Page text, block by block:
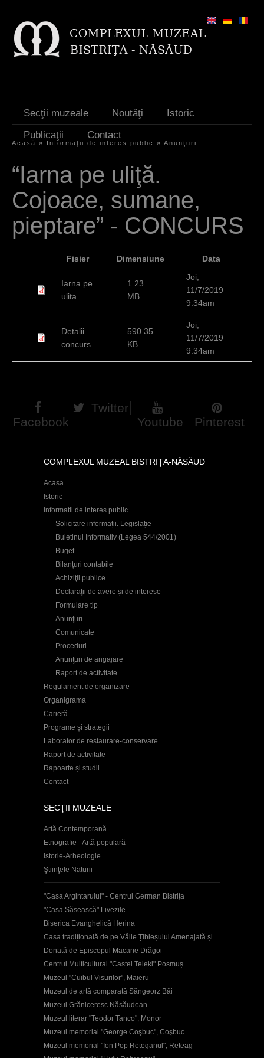
Secţii muzeale Noutăţi
Istoric
Publicaţii
Contact
t
i
a
Acasă » Informaţii de interes public » Anunţuri
“Iarna pe uliţă.
Cojoace, sumane,
pieptare” - CONCURS
Fisier Dimensiune Data
Iarna pe
ulita
1.23
MB
Joi,
11/7/2019
9:34am
Detalii
concurs
590.35
KB
Joi,
11/7/2019
9:34am
Facebook
Twitter
Youtube
Pinterest
COMPLEXUL MUZEAL BISTRIŢA-NĂSĂUD
Acasa
Istoric
Informatii de interes public
Solicitare informații. Legislație
Buletinul Informativ (Legea 544/2001)
Buget
Bilanțuri contabile
Achiziţii publice
Declaraţii de avere și de interese
Formulare tip
Anunţuri
Comunicate
Proceduri
Anunţuri de angajare
Raport de activitate
Regulament de organizare
Organigrama
Carieră
Programe și strategii
Laborator de restaurare-conservare
Raport de activitate
Rapoarte și studii
Contact
SECŢII MUZEALE
Artă Contemporană
Etnografie - Artă populară
Istorie-Arheologie
Ştiinţele Naturii
"Casa Argintarului" - Centrul German Bistrița
"Casa Săsească" Livezile
Biserica Evanghelică Herina
Casa tradițională de pe Văile Țibleșului Amenajată și
Donată de Episcopul Macarie Drăgoi
Centrul Multicultural "Castel Teleki" Posmuș
Muzeul "Cuibul Visurilor", Maieru
Muzeul de artă comparată Sângeorz Băi
Muzeul Grăniceresc Năsăudean
Muzeul literar "Teodor Tanco", Monor
Muzeul memorial "George Coşbuc", Coşbuc
Muzeul memorial "Ion Pop Reteganul", Reteag